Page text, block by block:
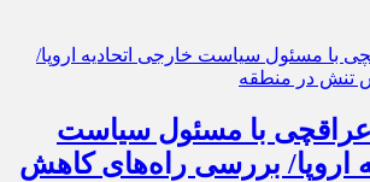
عراقچی با مسئول سیاست
اروپا/ بررسی راه‌های کاهش